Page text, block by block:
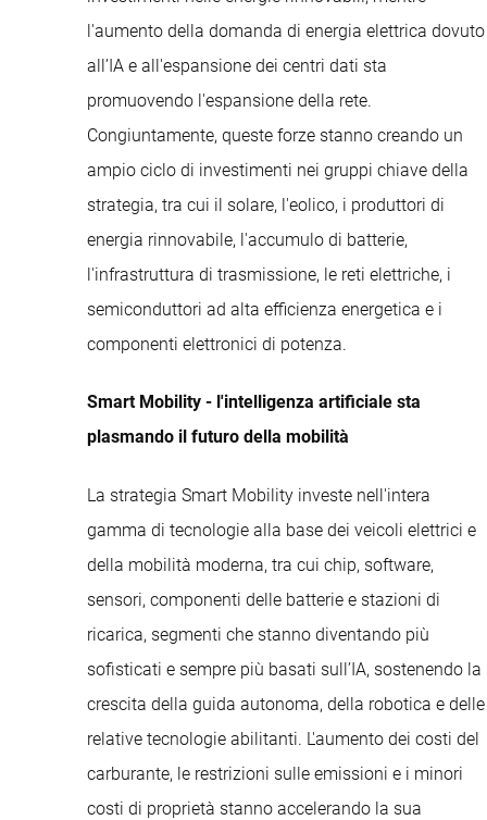
l'aumento della domanda di energia elettrica dovuto
all’IA e all'espansione dei centri dati sta
promuovendo l'espansione della rete.
Congiuntamente, queste forze stanno creando un
ampio ciclo di investimenti nei gruppi chiave della
strategia, tra cui il solare, l'eolico, i produttori di
energia rinnovabile, l'accumulo di batterie,
l'infrastruttura di trasmissione, le reti elettriche, i
semiconduttori ad alta efficienza energetica e i
componenti elettronici di potenza.
Smart Mobility - l'intelligenza artificiale sta
plasmando il futuro della mobilità
La strategia Smart Mobility investe nell'intera
gamma di tecnologie alla base dei veicoli elettrici e
della mobilità moderna, tra cui chip, software,
sensori, componenti delle batterie e stazioni di
ricarica, segmenti che stanno diventando più
sofisticati e sempre più basati sull’IA, sostenendo la
crescita della guida autonoma, della robotica e delle
relative tecnologie abilitanti. L'aumento dei costi del
carburante, le restrizioni sulle emissioni e i minori
costi di proprietà stanno accelerando la sua